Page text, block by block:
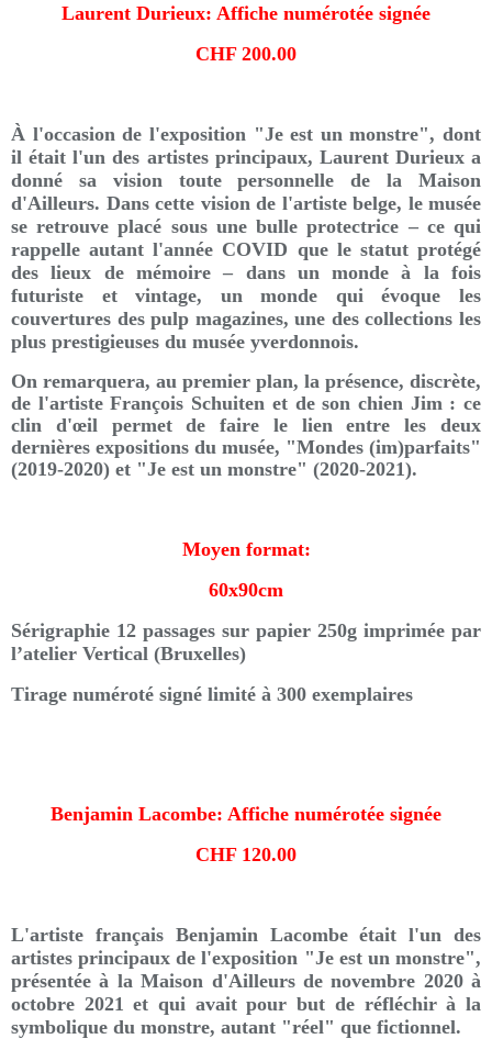
Laurent Durieux: Affiche numérotée signée
CHF 200.00
À l'occasion de l'exposition "Je est un monstre", dont
il était l'un des artistes principaux, Laurent Durieux a
donné sa vision toute personnelle de la Maison
d'Ailleurs. Dans cette vision de l'artiste belge, le musée
se retrouve placé sous une bulle protectrice – ce qui
rappelle autant l'année COVID que le statut protégé
des lieux de mémoire – dans un monde à la fois
futuriste et vintage, un monde qui évoque les
couvertures des pulp magazines, une des collections les
plus prestigieuses du musée yverdonnois.
On remarquera, au premier plan, la présence, discrète,
de l'artiste François Schuiten et de son chien Jim : ce
clin d'œil permet de faire le lien entre les deux
dernières expositions du musée, "Mondes (im)parfaits"
(2019-2020) et "Je est un monstre" (2020-2021).
Moyen format:
60x90cm
Sérigraphie 12 passages sur papier 250g imprimée par
l’atelier Vertical (Bruxelles)
Tirage numéroté signé limité à 300 exemplaires
Benjamin Lacombe: Affiche numérotée signée
CHF 120.00
L'artiste français Benjamin Lacombe était l'un des
artistes principaux de l'exposition "Je est un monstre",
présentée à la Maison d'Ailleurs de novembre 2020 à
octobre 2021 et qui avait pour but de réfléchir à la
symbolique du monstre, autant "réel" que fictionnel.